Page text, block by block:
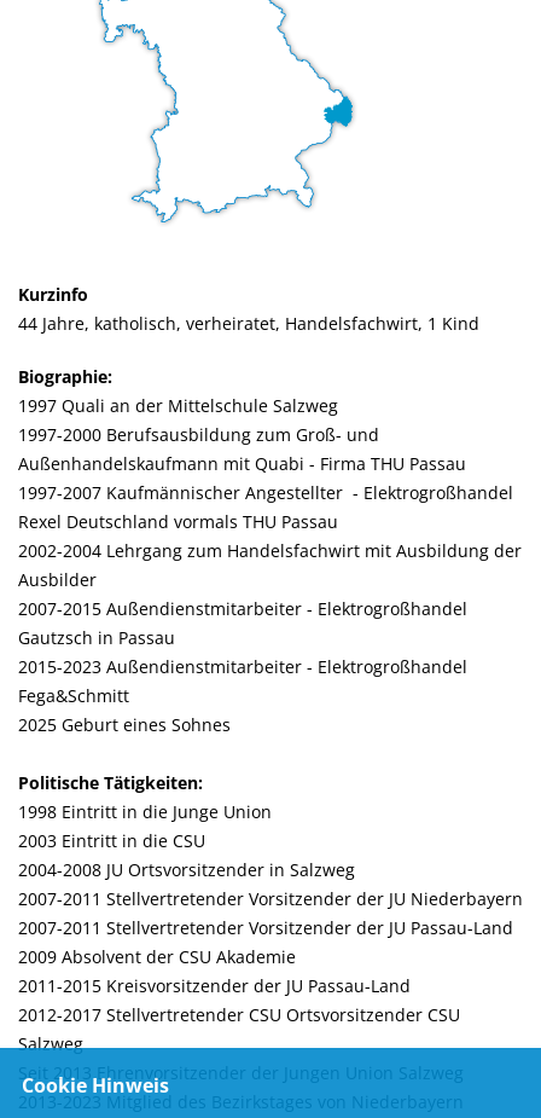
Kurzinfo
44 Jahre, katholisch, verheiratet, Handelsfachwirt, 1 Kind
Biographie:
1997 Quali an der Mittelschule Salzweg
1997-2000 Berufsausbildung zum Groß- und
Außenhandelskaufmann mit Quabi - Firma THU Passau
1997-2007 Kaufmännischer Angestellter - Elektrogroßhandel
Rexel Deutschland vormals THU Passau
2002-2004 Lehrgang zum Handelsfachwirt mit Ausbildung der
Ausbilder
2007-2015 Außendienstmitarbeiter - Elektrogroßhandel
Gautzsch in Passau
2015-2023 Außendienstmitarbeiter - Elektrogroßhandel
Fega&Schmitt
2025 Geburt eines Sohnes
Politische Tätigkeiten:
1998 Eintritt in die Junge Union
2003 Eintritt in die CSU
2004-2008 JU Ortsvorsitzender in Salzweg
2007-2011 Stellvertretender Vorsitzender der JU Niederbayern
2007-2011 Stellvertretender Vorsitzender der JU Passau-Land
2009 Absolvent der CSU Akademie
2011-2015 Kreisvorsitzender der JU Passau-Land
2012-2017 Stellvertretender CSU Ortsvorsitzender CSU
Salzweg
Seit 2013 Ehrenvorsitzender der Jungen Union Salzweg
2013-2023 Mitglied des Bezirkstages von Niederbayern
Cookie Hinweis